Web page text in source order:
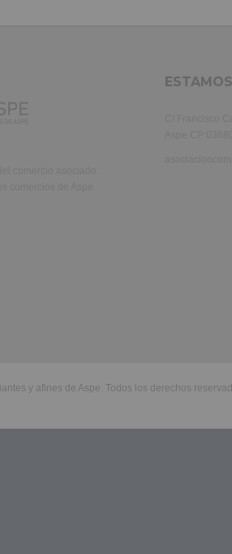
y afines de Aspe. Todos los derechos